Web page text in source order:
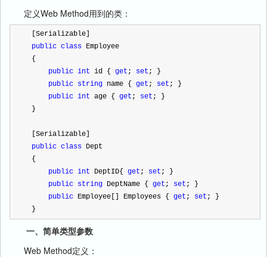
定义Web Method用到的类：
[Serializable]
public class Employee
{
public int id { get ; set ; }
public string name { get ; set ; }
public int age { get ; set ; }
}
[Serializable]
public class Dept
{
public int DeptID{ get ; set ; }
public string DeptName { get ; set ; }
public Employee[] Employees { get ; set ; }
}
一、简单类型参数
Web Method定义：